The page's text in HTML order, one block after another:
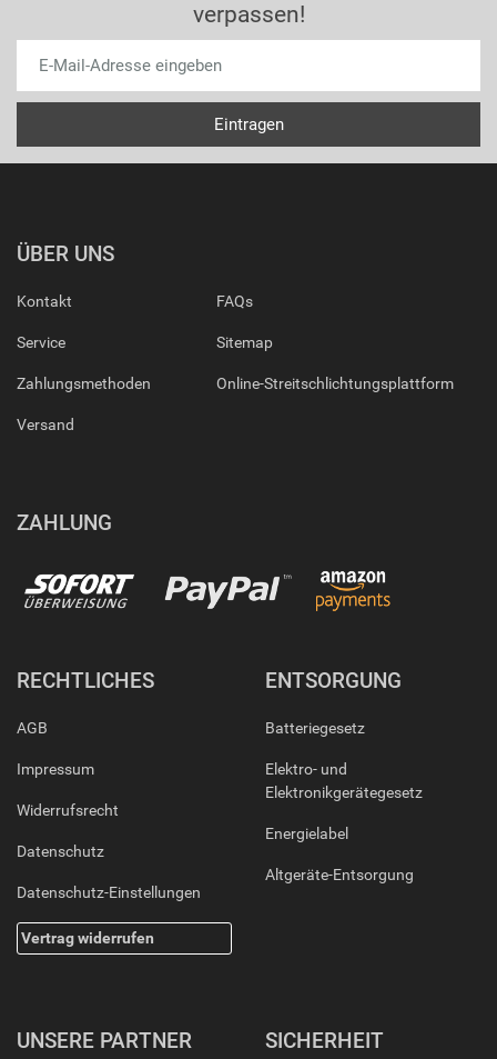
verpassen!
ÜBER UNS
Kontakt
Service
Zahlungsmethoden
Versand
FAQs
Sitemap
Online-Streitschlichtungsplattform
ZAHLUNG
RECHTLICHES
AGB
Impressum
Widerrufsrecht
Datenschutz
Datenschutz-Einstellungen
Vertrag widerrufen
ENTSORGUNG
Batteriegesetz
Elektro- und
Elektronikgerätegesetz
Energielabel
Altgeräte-Entsorgung
UNSERE PARTNER SICHERHEIT